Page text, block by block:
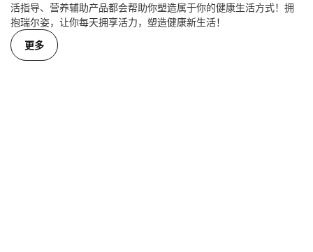
活指导、营养辅助产品都会帮助你塑造属于你的健康生活方式！拥
抱瑞尔姿，让你每天拥享活力，塑造健康新生活！
更多